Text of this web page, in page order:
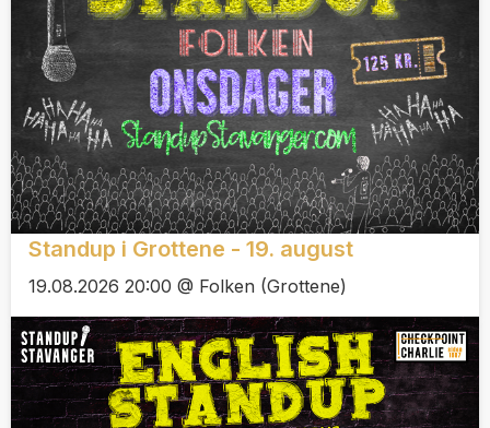
Standup i Grottene - 19. august
19.08.2026 20:00 @ Folken (Grottene)